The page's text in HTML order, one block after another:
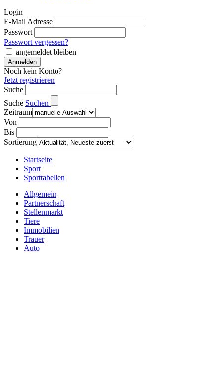
Login
E-Mail Adresse
Passwort
Passwort vergessen?
angemeldet bleiben
Noch kein Konto?
Jetzt registrieren
Suche
Suche Suchen
Zeitraum
Von
Bis
Sortierung
Startseite
Sport
Sporttabellen
Allgemein
Partnerschaft
Stellenmarkt
Tiere
Immobilien
Trauer
Auto